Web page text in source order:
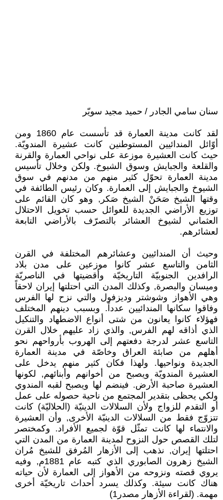
سنان سامي الجادر / حميد مجيد سويّر
لقد كانت مدينة العمارة قد تأسست عام 1860 ومن
أوّائل المندائيين المستوطنين كانت عشيرة المندويّة.
حيث كانت العشيرة موزعة على نواحي العمارة والقرنة
والقلعة والجبايش وسوق الشيوخ. ولكن وخلال تأسيس
مدينة العمارة تحوّل كثير منهم من مدنهم في سوق
الشيوخ والجبايش إلى العمارة. وكان رئيس الطائفة في
وقتها الشيخ صَحَنْ الشيخ صَكر, وهو كان القائم على
توزيع الأراضي الجديدة للعوائل حسب تخويل الاحتلال
العثماني لشيوخ العشائر بالتصرّف بالأراضي التابعة
لعشائرهم.
وحيث أن المندائيين وعشائرهم المختلفة في القرن
الثامن والتاسع عشر كانوا موزعين على مدن بلاد
الرافدين الجنوبيّة التاريخيّة وأقضيتها في الناصريّة
وميسان والبصرة, وكذلك المدن التي احتلتها إيران لاحقاً
وهي الأهواز وشوشتر وديزفول والتي نزح لها الفرس
وفاقوا سكانها المندائيين عدداً. وبسبب دينهم المختلف
فهؤلاء كانوا يعانون من شتى أنواع الاضطهاد والتنكيل
الذي أذاقه لهم الفرس, والذي زاد عليهم خلال القرن
التاسع عشر لدرجة دفعتهم إلى الهروب بأرواحهم نحو
أهلهم من صابئة العراق وخاصّة في مدينة العمارة
الجديدة ونواحيها. ولهذا فكان كثير منهم يدخل على
العشيرة المندويّة ويصبح من أخوانهم وأبنائهم, لكونها
العشيرة صاحبة الأرض. فينضم لها ويصبح لقبه المندوي
ولكي يحظى بتقدير المجتمع من ناحية حصوله على عمل
أو التقدم للزواج ولأن السلالات الدينيّة (الحلاليّة) كانت
تتزوّج فقط من السلالات الدينيّة الأخرى, وأن العشيرة
والانتماء لها كانت تمثّل قوّة لجميع الأفراد. وكمختصر
لتلك القصص حول النزوح لمدينة العمارة من المدن التي
احتلتها إيران, نذهب إلى الأزهار المُرفق للشيخ مُران
الشيخ زهرون الصابوري الذي كتبه عام 1881م, وفيه
يروي قصته ونزوحه من الأهواز إلى العمارة لأن حياته
هناك كانت سيئة. وكذلك يسرد أحداث تاريخيّة أخرى
مهمة. (لقراءة الأزهار مصدر1)